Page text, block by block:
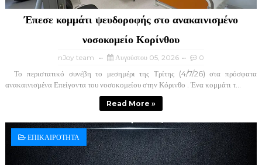
Έπεσε κομμάτι ψευδοροφής στο ανακαινισμένο
νοσοκομείο Κορίνθου
nJoy team Αυγούστου 05, 2026 0
Το περιστατικό συνέβη το μεσημέρι της Τρίτης (4/7/26) στα πρόσφατα
ανακαινισμένα Επείγοντα του νοσοκομείου στην Κόρινθο . Ένα κομμάτι τ...
Read More »
ΕΠΙΚΑΙΡΟΤΗΤΑ